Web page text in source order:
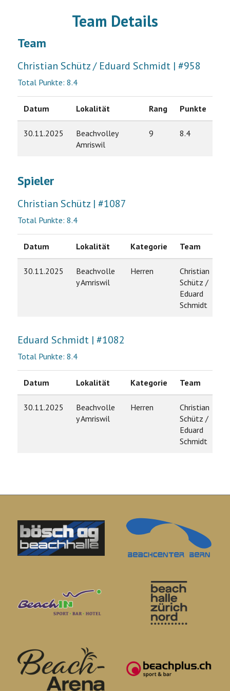
Team Details
Team
Christian Schütz / Eduard Schmidt | #958
Total Punkte: 8.4
Datum Lokalität Rang Punkte
30.11.2025
Beachvolley
Amriswil
9 8.4
Spieler
Christian Schütz | #1087
Total Punkte: 8.4
Datum Lokalität Kategorie Team
30.11.2025
Beachvolle
y Amriswil
Herren
Christian
Schütz /
Eduard
Schmidt
Eduard Schmidt | #1082
Total Punkte: 8.4
Datum Lokalität Kategorie Team
30.11.2025
Beachvolle
y Amriswil
Herren
Christian
Schütz /
Eduard
Schmidt